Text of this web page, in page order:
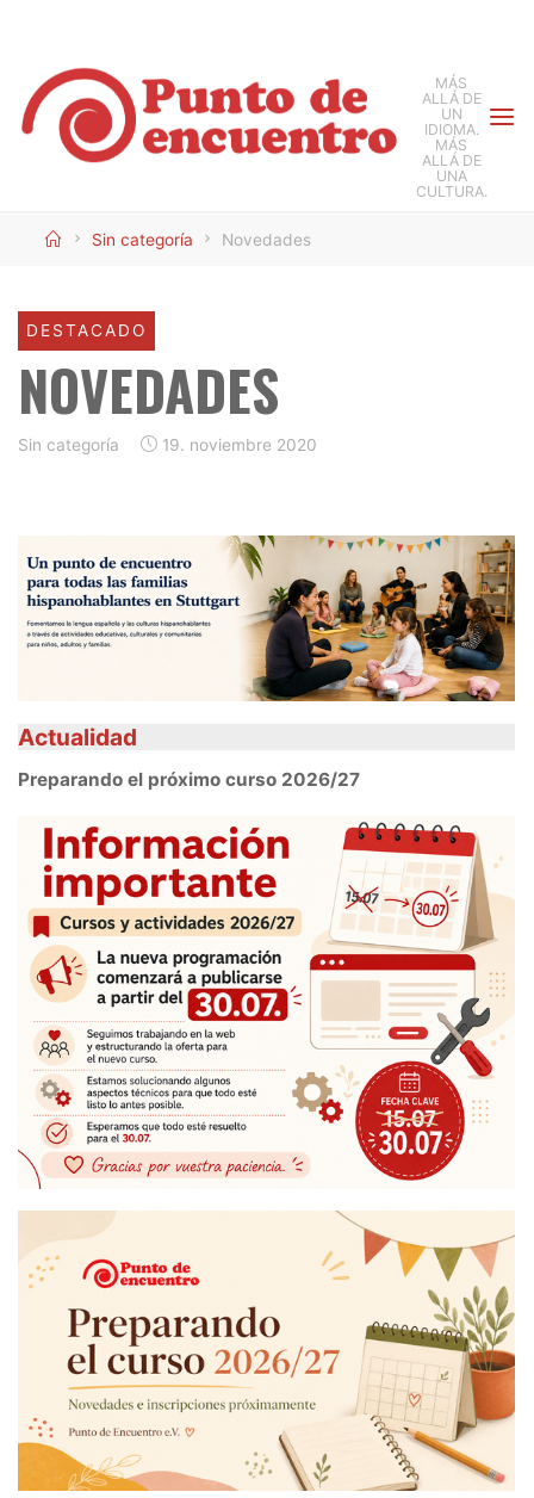
contenido
MÁS
ALLÁ DE
UN
IDIOMA.
MÁS
ALLÁ DE
UNA
CULTURA.
InicioSin categoría Novedades
DESTACADO
NOVEDADES
Sin categoría 19. noviembre 2020
Actualidad
Preparando el próximo curso 2026/27